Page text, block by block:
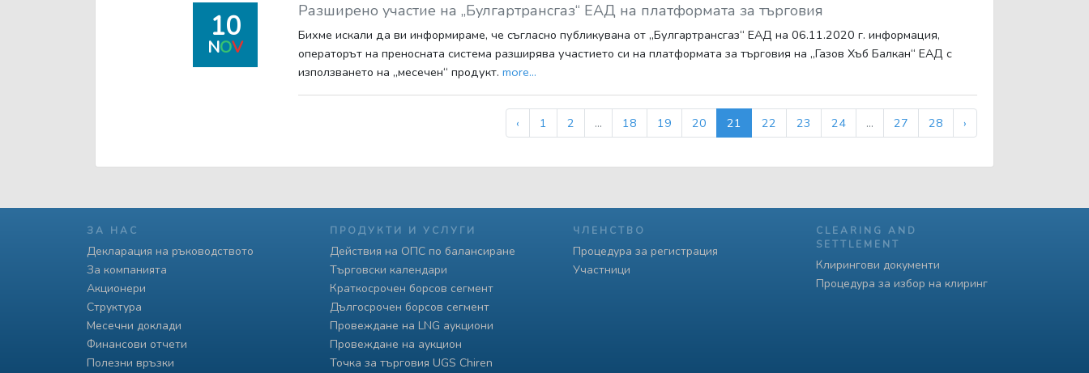
10
NOV
Разширено участие на „Булгартрансгаз“ ЕАД на платформата за търговия
Бихме искали да ви информираме, че съгласно публикувана от „Булгартрансгаз“ ЕАД на 06.11.2020 г. информация,
операторът на преносната система разширява участието си на платформата за търговия на „Газов Хъб Балкан“ ЕАД с
използването на „месечен“ продукт. more...
‹ 1 2 ... 18 19 20 21 22 23 24 ... 27 28 ›
ЗА НАС
Декларация на ръководството
За компанията
Акционери
Структура
Месечни доклади
Финансови отчети
Полезни връзки
ПРОДУКТИ И УСЛУГИ
Действия на ОПС по балансиране
Търговски календари
Краткосрочен борсов сегмент
Дългосрочен борсов сегмент
Провеждане на LNG аукциони
Провеждане на аукцион
Точка за търговия UGS Chiren
ЧЛЕНСТВО
Процедура за регистрация
Участници
CLEARING AND
SETTLEMENT
Клирингови документи
Процедура за избор на клиринг